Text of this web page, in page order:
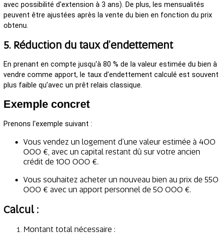
avec possibilité d'extension à 3 ans). De plus, les mensualités
peuvent être ajustées après la vente du bien en fonction du prix
obtenu.
5. Réduction du taux d’endettement
En prenant en compte jusqu'à 80 % de la valeur estimée du bien à
vendre comme apport, le taux d’endettement calculé est souvent
plus faible qu’avec un prêt relais classique.
Exemple concret
Prenons l'exemple suivant :
Vous vendez un logement d'une valeur estimée à 400
000 €, avec un capital restant dû sur votre ancien
crédit de 100 000 €.
Vous souhaitez acheter un nouveau bien au prix de 550
000 € avec un apport personnel de 50 000 €.
Calcul :
Montant total nécessaire :